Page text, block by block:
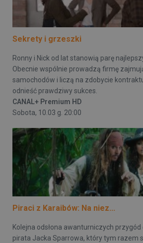
Sekrety i grzeszki
Ronny i Nick od lat stanowią parę
Obecnie wspólnie prowadzą firmę
samochodów i liczą na zdobycie
odnieść prawdziwy sukces.
CANAL+ Premium HD
Sobota, 10.03 g. 20:00
Piraci z Karaibów: Na niez...
Kolejna odsłona awanturniczych
pirata Jacka Sparrowa, który tym razem